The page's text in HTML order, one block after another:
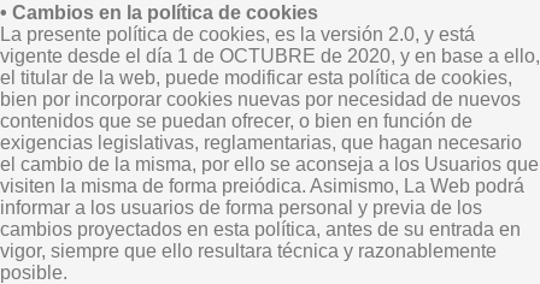
• Cambios en la política de cookies
La presente política de cookies, es la versión 2.0, y está
vigente desde el día 1 de OCTUBRE de 2020, y en base a ello,
el titular de la web, puede modificar esta política de cookies,
bien por incorporar cookies nuevas por necesidad de nuevos
contenidos que se puedan ofrecer, o bien en función de
exigencias legislativas, reglamentarias, que hagan necesario
el cambio de la misma, por ello se aconseja a los Usuarios que
visiten la misma de forma preiódica. Asimismo, La Web podrá
informar a los usuarios de forma personal y previa de los
cambios proyectados en esta política, antes de su entrada en
vigor, siempre que ello resultara técnica y razonablemente
posible.